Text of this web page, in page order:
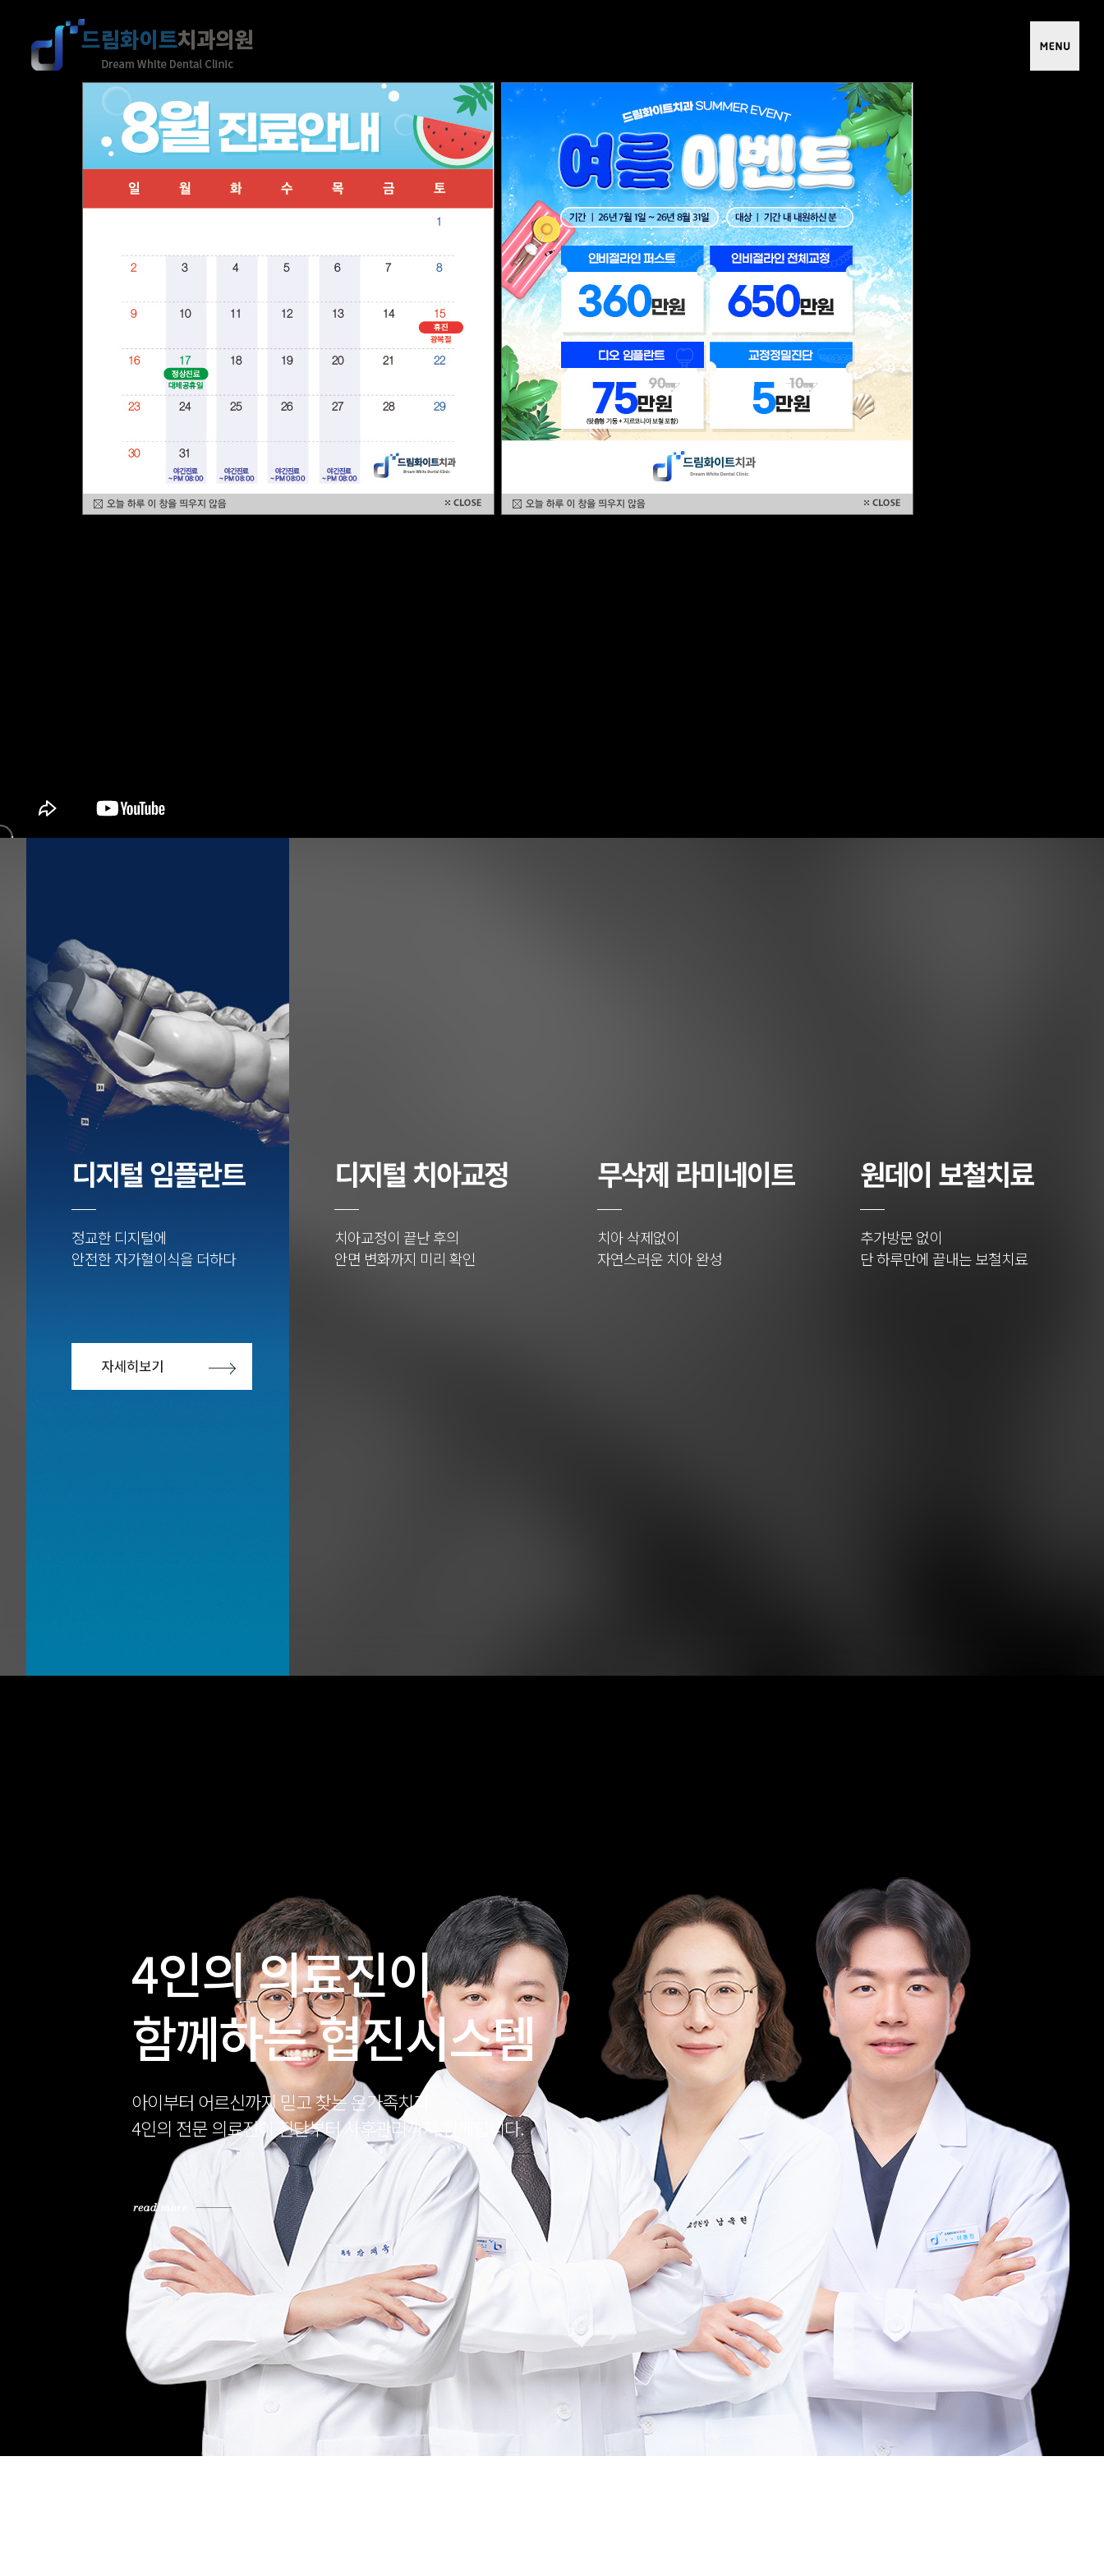
디지털 임플란트
정교한 디지털에
안전한 자가혈이식을 더하다
디지털 치아교정
치아교정이 끝난 후의
안면 변화까지 미리 확인
무삭제 라미네이트
치아 삭제없이
자연스러운 치아 완성
원데이 보철치료
추가방문 없이
단 하루만에 끝내는 보철치료
4인의 의료진이
함께하는 협진시스템
아이부터 어르신까지 믿고 찾는 온가족치과
4인의 전문 의료진이 진단부터 사후관리까지 함께합니다.